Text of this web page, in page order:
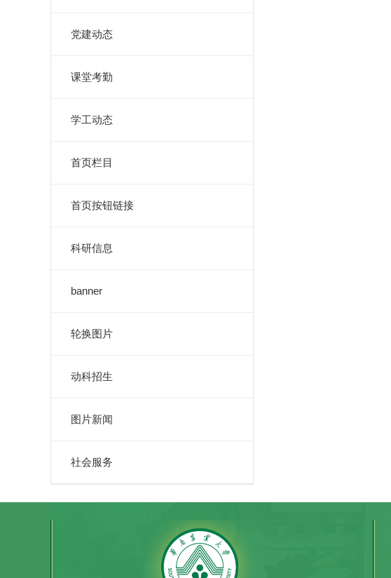
党建动态
课堂考勤
学工动态
首页栏目
首页按钮链接
科研信息
banner
轮换图片
动科招生
图片新闻
社会服务